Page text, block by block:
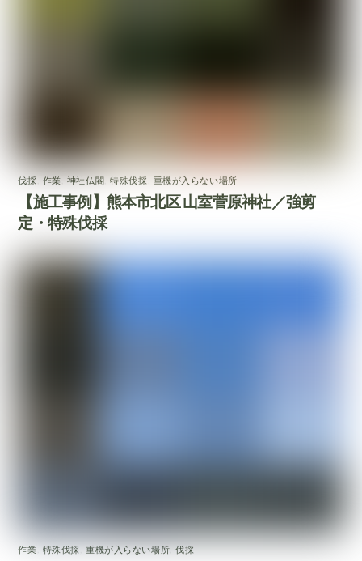
伐採 作業 神社仏閣 ,特殊伐採 重機が入らない場所
【施工事例】熊本市北区 山室菅原神社／強剪
定・特殊伐採
作業 特殊伐採 ,重機が入らない場所 ,伐採